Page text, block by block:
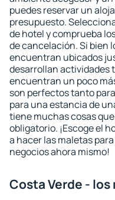
puedes reservar un
presupuesto.
de hotel y comprueba
de cancelación. Si bien
encuentran ubicados
desarrollan actividades
encuentran un poco
son perfectos tanto
para una estancia de
tiene muchas cosas
obligatorio. ¡Escoge el
a hacer las maletas
negocios ahora mismo!
Costa Verde -